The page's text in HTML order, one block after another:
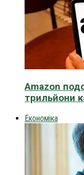
Amazon
трильйони
Економіка